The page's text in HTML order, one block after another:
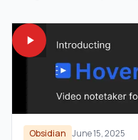
Obsidian June 15, 2025